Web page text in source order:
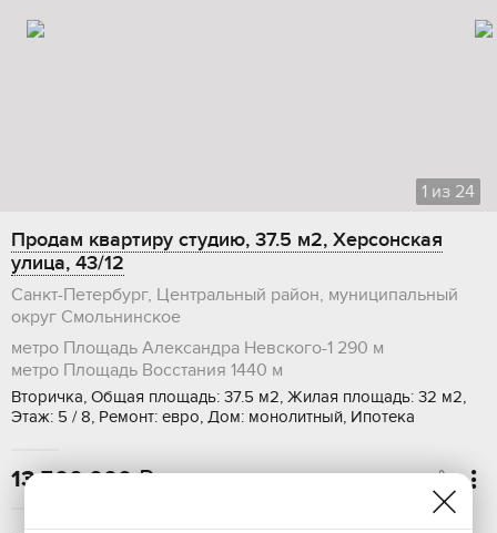
1 из 24
Продам квартиру студию, 37.5 м2, Херсонская
улица, 43/12
Санкт-Петербург, Центральный район, муниципальный
округ Смольнинское
метро Площадь Александра Невского-1 290 м
метро Площадь Восстания 1440 м
Вторичка, Общая площадь: 37.5 м2, Жилая площадь: 32 м2,
Этаж: 5 / 8, Ремонт: евро, Дом: монолитный, Ипотека
13 500 000